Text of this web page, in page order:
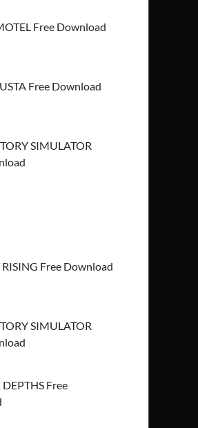
Free Download
Free Download
SIMULATOR
RISING Free Download
SIMULATOR
Free